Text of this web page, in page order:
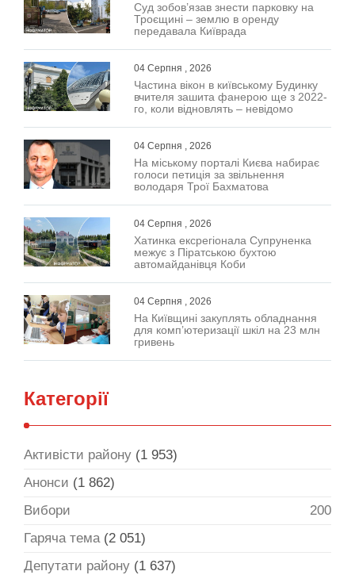
Суд зобов’язав знести парковку на
Троєщині – землю в оренду
передавала Київрада
04 Серпня , 2026
Частина вікон в київському Будинку
вчителя зашита фанерою ще з 2022-
го, коли відновлять – невідомо
04 Серпня , 2026
На міському порталі Києва набирає
голоси петиція за звільнення
володаря Трої Бахматова
04 Серпня , 2026
Хатинка ексрегіонала Супруненка
межує з Піратською бухтою
автомайданівця Коби
04 Серпня , 2026
На Київщині закуплять обладнання
для комп’ютеризації шкіл на 23 млн
гривень
Категорії
Активісти району (1 953)
Анонси (1 862)
Вибори
200
Гаряча тема(2 051)
Депутати району (1 637)